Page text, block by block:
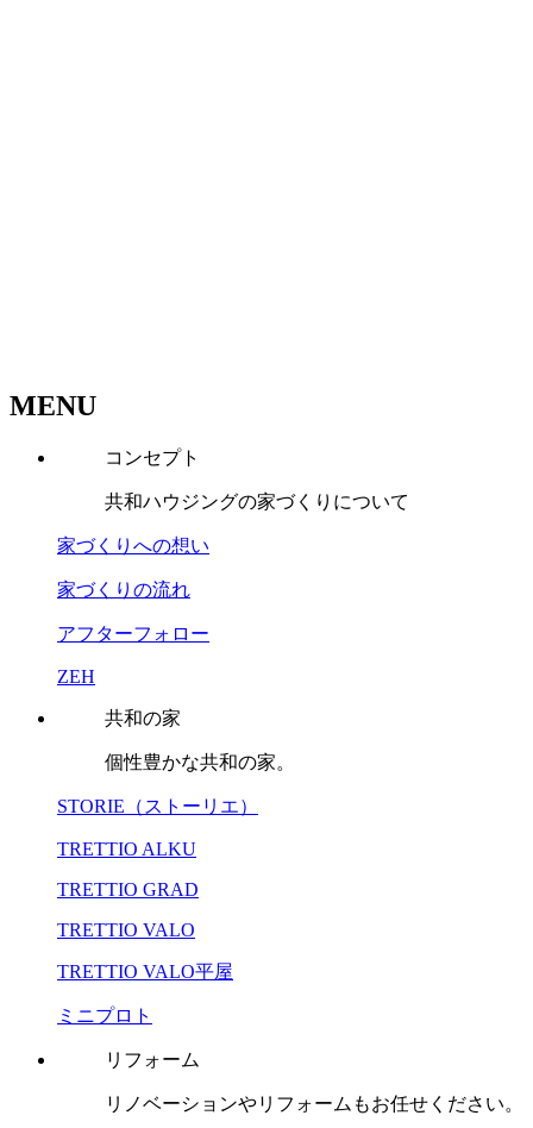
MENU
コンセプト
共和ハウジングの家づくりについて
家づくりへの想い
家づくりの流れ
アフターフォロー
ZEH
共和の家
個性豊かな共和の家。
STORIE（ストーリエ）
TRETTIO ALKU
TRETTIO GRAD
TRETTIO VALO
TRETTIO VALO平屋
ミニプロト
リフォーム
リノベーションやリフォームもお任せください。